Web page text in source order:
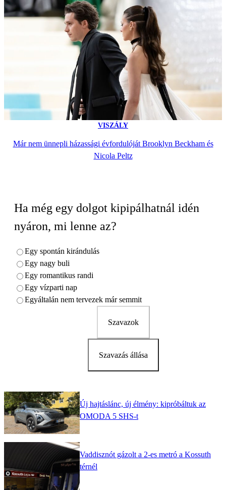
VISZÁLY
Már nem ünnepli házassági évfordulóját Brooklyn Beckham és
Nicola Peltz
Ha még egy dolgot kipipálhatnál idén
nyáron, mi lenne az?
Egy spontán kirándulás
Egy nagy buli
Egy romantikus randi
Egy vízparti nap
Egyáltalán nem tervezek már semmit
Szavazok
Szavazás állása
Új hajtáslánc, új élmény: kipróbáltuk az
OMODA 5 SHS-t
Vaddisznót gázolt a 2-es metró a Kossuth
térnél